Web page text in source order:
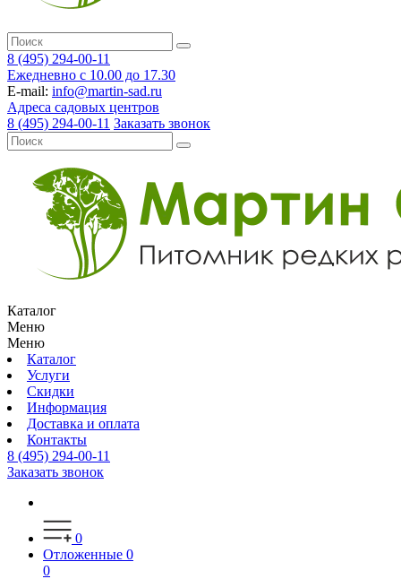
8 (495) 294-00-11
Ежедневно с 10.00 до 17.30
E-mail: info@martin-sad.ru
Адреса садовых центров
8 (495) 294-00-11 Заказать звонок
Каталог
Меню
Меню
Каталог
Услуги
Скидки
Информация
Доставка и оплата
Контакты
8 (495) 294-00-11
Заказать звонок
0
Отложенные 0
0